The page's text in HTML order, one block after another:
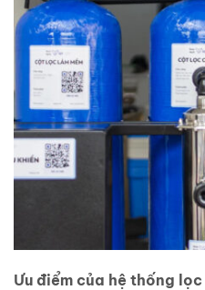
Ưu điểm của hệ thống